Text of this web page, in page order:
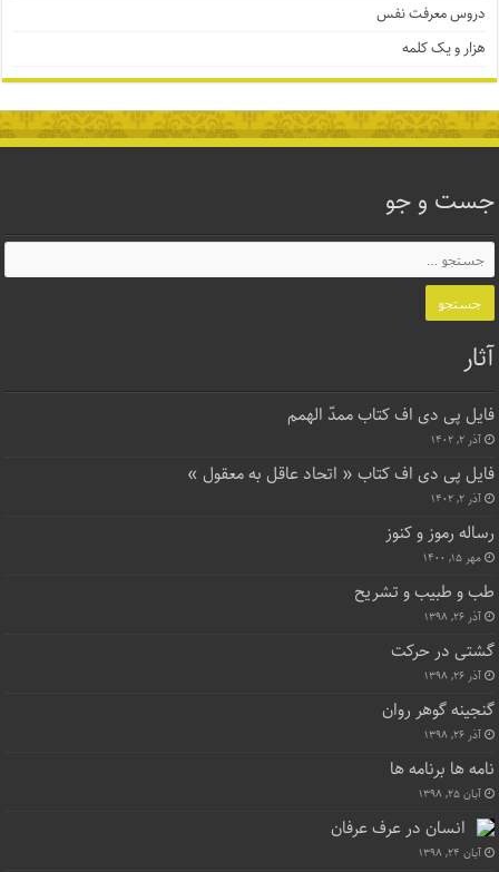
دروس معرفت نفس
هزار و یک کلمه
جست و جو
آثار
فایل پی دی اف کتاب ممدّ الهمم
آذر ۲, ۱۴۰۲
فایل پی دی اف کتاب « اتحاد عاقل به معقول »
آذر ۲, ۱۴۰۲
رساله رموز و کنوز
مهر ۱۵, ۱۴۰۰
طب و طبیب و تشریح
آذر ۲۶, ۱۳۹۸
گشتی در حرکت
آذر ۲۶, ۱۳۹۸
گنجینه گوهر روان
آذر ۲۶, ۱۳۹۸
نامه ها برنامه ها
آبان ۲۵, ۱۳۹۸
انسان در عرف عرفان
آبان ۲۴, ۱۳۹۸